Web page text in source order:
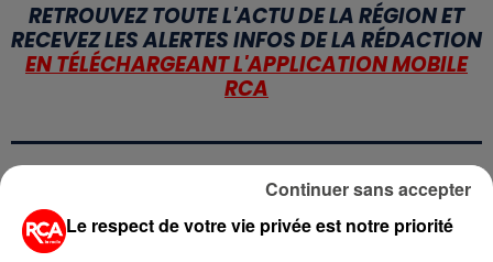
RETROUVEZ TOUTE L'ACTU DE LA RÉGION ET
RECEVEZ LES ALERTES INFOS DE LA RÉDACTION
EN TÉLÉCHARGEANT L'APPLICATION MOBILE
RCA
LA RÉDACTION
RCA
Voir toute l'équipe RCA
Le respect de votre vie privée est notre priorité
Continuer sans accepter